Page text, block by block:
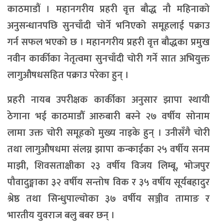
काठमाडौं । महानगरीय प्रहरी वृत्त बौद्ध नौ महिनाको
अनुसन्धानपछि सुनचाँदी चोर्ने भनिएको समूहलाई पक्राउ
गर्न सफल भएको छ । महानगरीय प्रहरी वृत्त बौद्धका प्रमुख
नवीन कार्कीका नेतृत्वमा सुनचाँदी चोरी गर्ने सात अभियुक्त
लागुऔषधसहित पक्राउ परेका हुन् ।
प्रहरी नायब उपरीक्षक कार्कीका अनुसार झापा स्थायी
ठेगाना भई काठमाडौँ आरुबारी बस्ने २७ वर्षीय सोनाम
लामा उक्त चोरी समूहको मुख्य नाइके हुन् । उनीसँगै चोरी
तथा लागुऔषधमा संलग्न झापा कन्काईका २५ वर्षीय सनम
माझी, शिवसताक्षीका २३ वर्षीय विजय लिम्बू, भोजपुर
पौवादुङ्माका ३२ वर्षीय सन्तोष विक र ३५ वर्षीय सूर्यबहादुर
श्रेष्ठ तथा सिन्धुपाल्चोका ३७ वर्षीय सञ्जीव तामाङ र
भारतीय युवराज बलु बबर छन् ।